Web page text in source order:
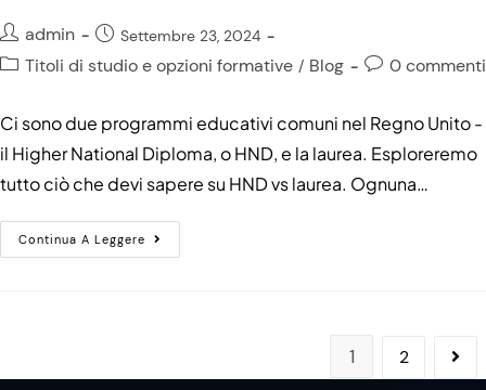
admin Settembre 23, 2024
Titoli di studio e opzioni formative / Blog 0 commenti
Ci sono due programmi educativi comuni nel Regno Unito -
il Higher National Diploma, o HND, e la laurea. Esploreremo
tutto ciò che devi sapere su HND vs laurea. Ognuna…
Continua A Leggere
1 2